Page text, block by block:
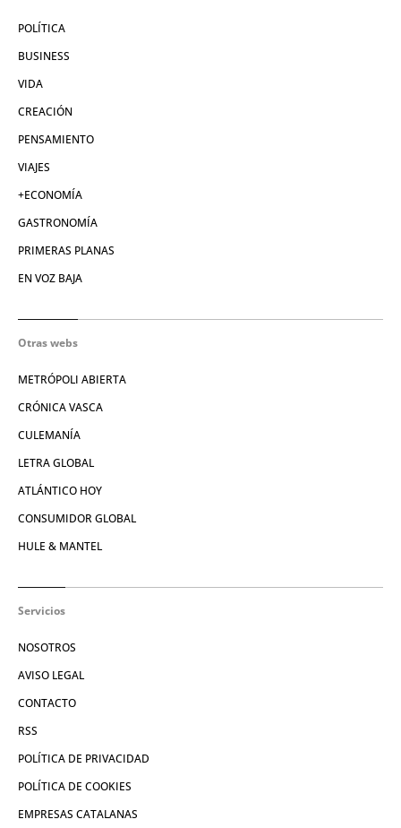
POLÍTICA
BUSINESS
VIDA
CREACIÓN
PENSAMIENTO
VIAJES
+ECONOMÍA
GASTRONOMÍA
PRIMERAS PLANAS
EN VOZ BAJA
Otras webs
METRÓPOLI ABIERTA
CRÓNICA VASCA
CULEMANÍA
LETRA GLOBAL
ATLÁNTICO HOY
CONSUMIDOR GLOBAL
HULE & MANTEL
Servicios
NOSOTROS
AVISO LEGAL
CONTACTO
RSS
POLÍTICA DE PRIVACIDAD
POLÍTICA DE COOKIES
EMPRESAS CATALANAS